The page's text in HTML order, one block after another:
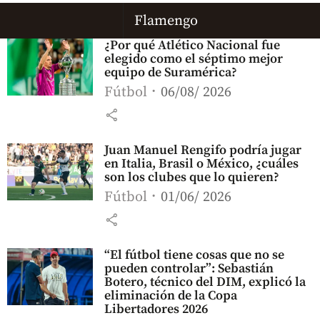
Flamengo
¿Por qué Atlético Nacional fue
elegido como el séptimo mejor
equipo de Suramérica?
Fútbol 06/08/ 2026
share
Juan Manuel Rengifo podría jugar
en Italia, Brasil o México, ¿cuáles
son los clubes que lo quieren?
Fútbol 01/06/ 2026
share
“El fútbol tiene cosas que no se
pueden controlar”: Sebastián
Botero, técnico del DIM, explicó la
eliminación de la Copa
Libertadores 2026